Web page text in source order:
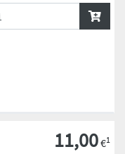
11,00€1